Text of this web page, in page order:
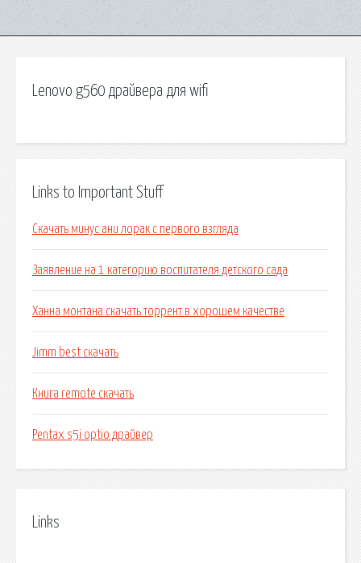
Lenovo g560 драйвера для wifi
Links to Important Stuff
Скачать минус ани лорак с первого взгляда
Заявление на 1 категорию воспитателя детского сада
Ханна монтана скачать торрент в хорошем качестве
Jimm best скачать
Книга remote скачать
Pentax s5i optio драйвер
Links